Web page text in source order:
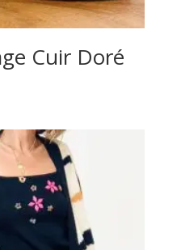
Cuir Doré